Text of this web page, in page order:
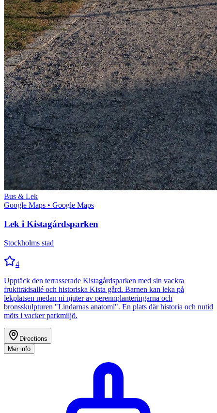
Bus & Lek
Google Maps • Google Maps
Lek i Kistagårdsparken
Stockholms stad
4
Upptäck den terrasserade Kistagårdsparken med sin vackra
fruktträdsallé och historiska Kista gård. Barnen kan leka på
lekplatsen medan ni njuter av perennplanteringarna och
bronsskulpturen "Lindarnas anatomi". En plats där historia och nutid
möts i vacker parkmiljö.
Directions
Mer info